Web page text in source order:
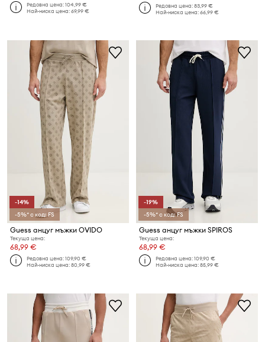
Редовна цена:104,99 €
Най-ниска цена:69,99 €
Редовна цена:83,99 €
Най-ниска цена:66,99 €
-14%
-5%* с код: FS
Guess анцуг мъжки OVIDO
Текуща цена:
68,99 €
Редовна цена:109,90 €
Най-ниска цена:80,99 €
-19%
-5%* с код: FS
Guess анцуг мъжки SPIROS
Текуща цена:
68,99 €
Редовна цена:109,90 €
Най-ниска цена:85,99 €